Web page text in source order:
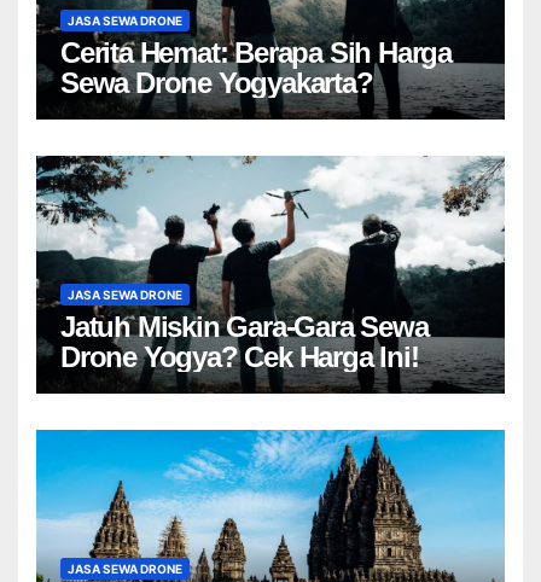
JASA SEWA DRONE
Cerita Hemat: Berapa Sih Harga
Sewa Drone Yogyakarta?
JASA SEWA DRONE
Jatuh Miskin Gara-Gara Sewa
Drone Yogya? Cek Harga Ini!
JASA SEWA DRONE